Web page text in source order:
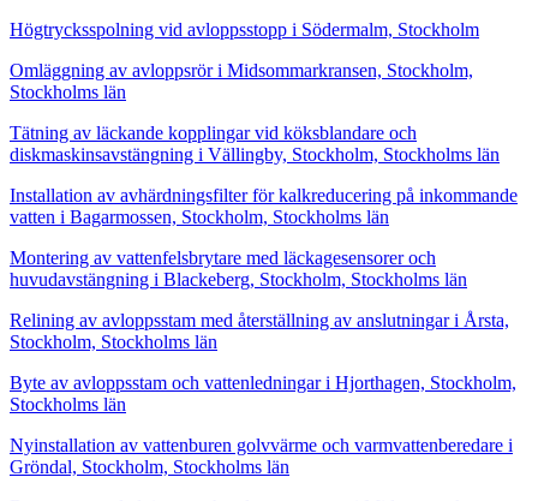
Högtrycksspolning vid avloppsstopp i Södermalm, Stockholm
Omläggning av avloppsrör i Midsommarkransen, Stockholm,
Stockholms län
Tätning av läckande kopplingar vid köksblandare och
diskmaskinsavstängning i Vällingby, Stockholm, Stockholms län
Installation av avhärdningsfilter för kalkreducering på inkommande
vatten i Bagarmossen, Stockholm, Stockholms län
Montering av vattenfelsbrytare med läckagesensorer och
huvudavstängning i Blackeberg, Stockholm, Stockholms län
Relining av avloppsstam med återställning av anslutningar i Årsta,
Stockholm, Stockholms län
Byte av avloppsstam och vattenledningar i Hjorthagen, Stockholm,
Stockholms län
Nyinstallation av vattenburen golvvärme och varmvattenberedare i
Gröndal, Stockholm, Stockholms län